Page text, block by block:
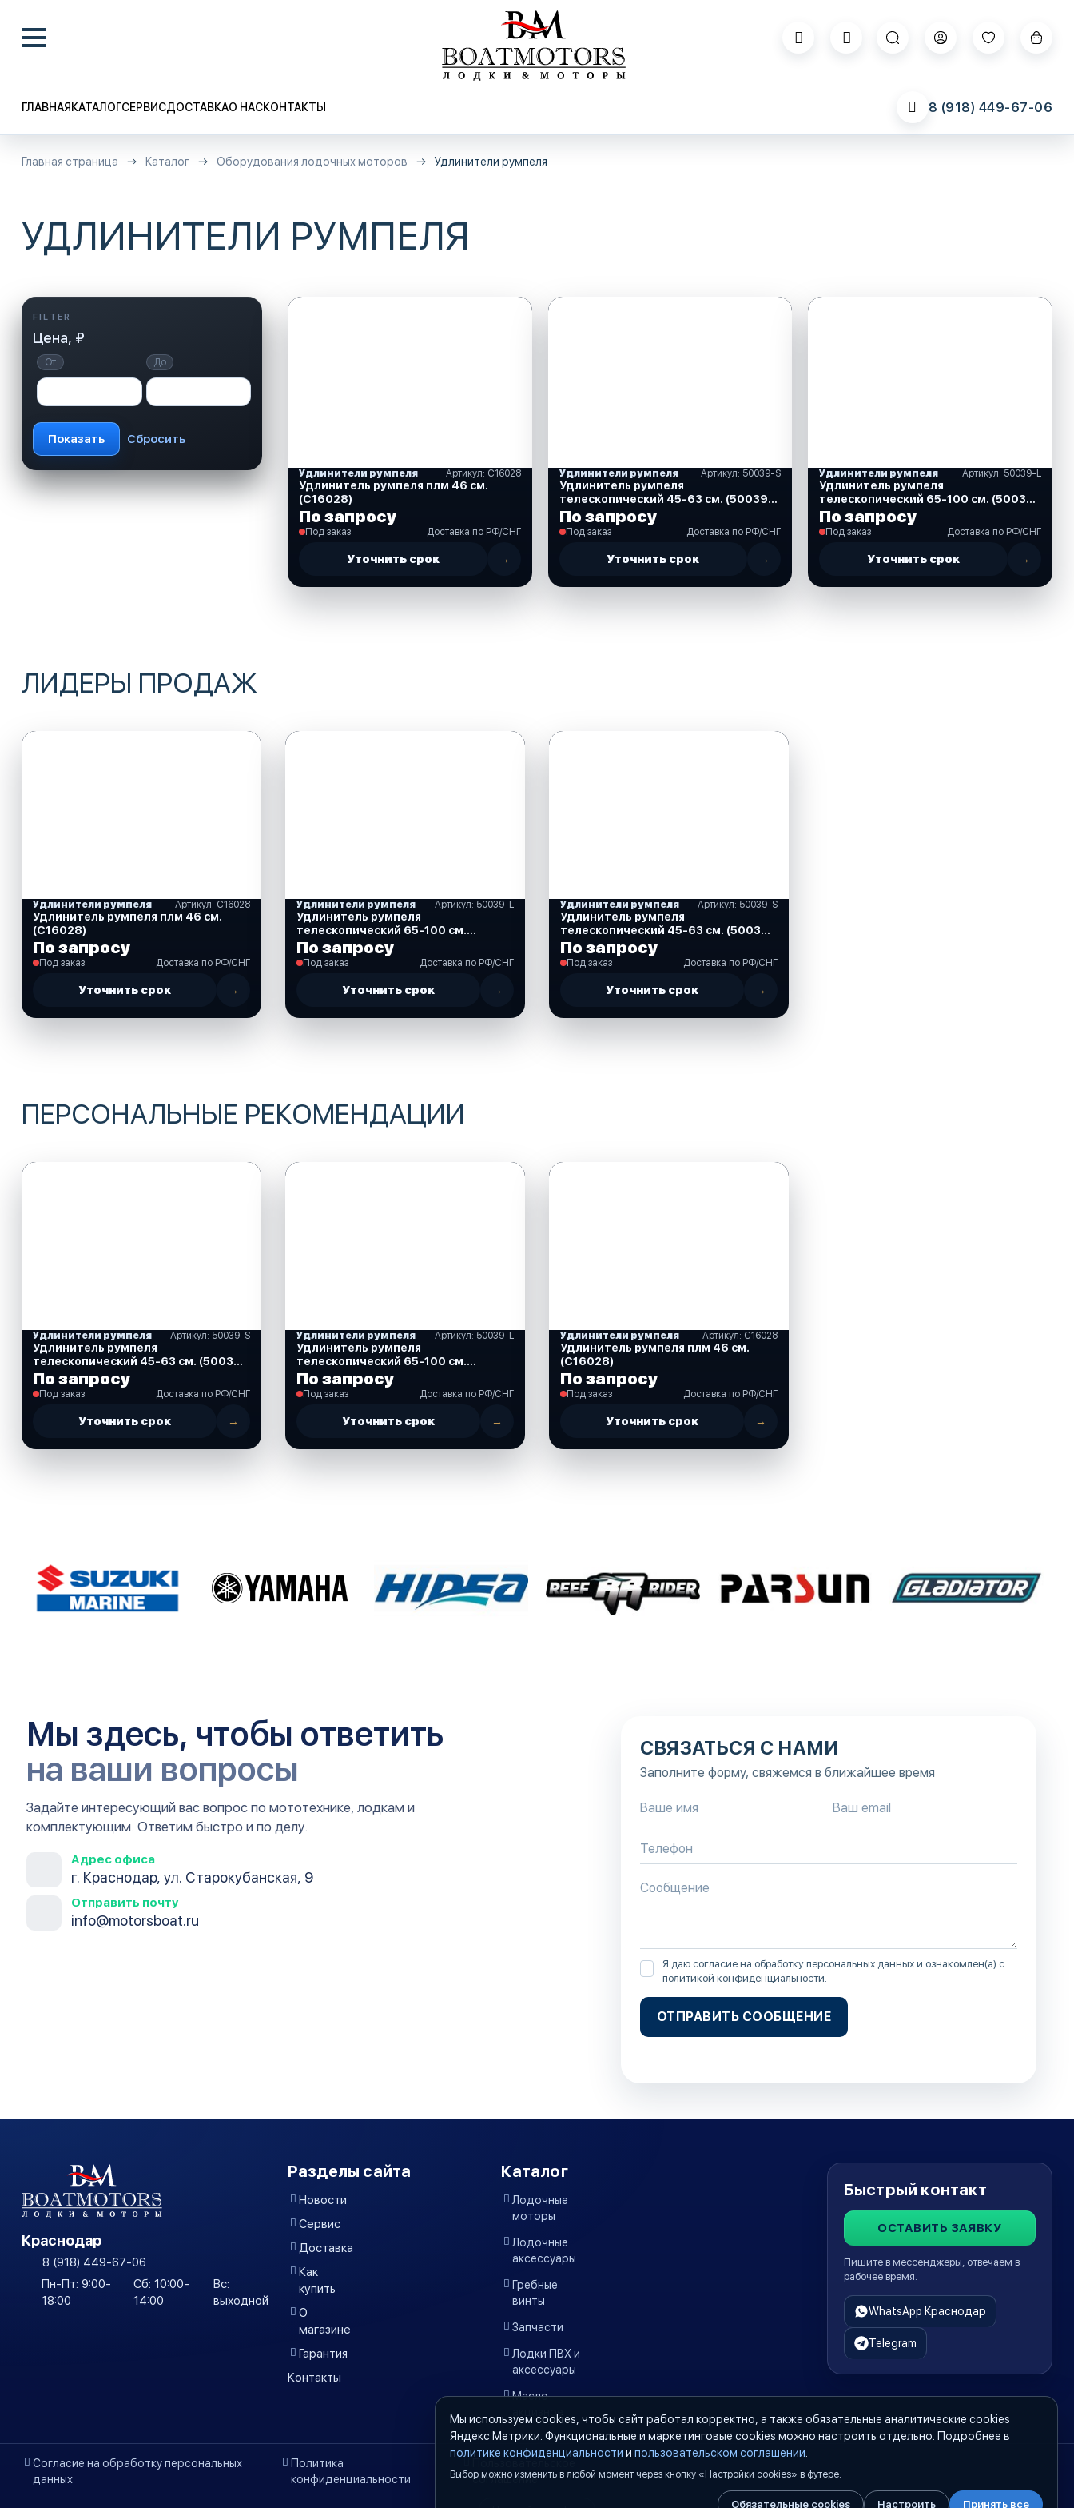
ГЛАВНАЯ КАТАЛОГСЕРВИСДОСТАВКАО НАСКОНТАКТЫ 8 (918) 449-67-06
Главная страница Каталог Оборудования лодочных моторов Удлинители румпеля
УДЛИНИТЕЛИ РУМПЕЛЯ
Цена, ₽
От До
Удлинители румпеля Артикул: C16028
Удлинитель румпеля плм 46 см.
(C16028)
По запросу
Под заказ Доставка по РФ/СНГ
Уточнить срок →
Удлинители румпеля Артикул: 50039-S
Удлинитель румпеля
телескопический 45-63 см. (50039-
S)
По запросу
Под заказ Доставка по РФ/СНГ
Уточнить срок →
Удлинители румпеля Артикул: 50039-L
Удлинитель румпеля
телескопический 65-100 см. (50039-
L)
По запросу
Под заказ Доставка по РФ/СНГ
Уточнить срок →
ЛИДЕРЫ ПРОДАЖ
Удлинители румпеля Артикул: C16028
Удлинитель румпеля плм 46 см.
(C16028)
По запросу
Под заказ Доставка по РФ/СНГ
Уточнить срок →
Удлинители румпеля Артикул: 50039-L
Удлинитель румпеля
телескопический 65-100 см.
(50039-L)
По запросу
Под заказ Доставка по РФ/СНГ
Уточнить срок →
Удлинители румпеля Артикул: 50039-S
Удлинитель румпеля
телескопический 45-63 см. (50039-
S)
По запросу
Под заказ Доставка по РФ/СНГ
Уточнить срок →
ПЕРСОНАЛЬНЫЕ РЕКОМЕНДАЦИИ
Удлинители румпеля Артикул: 50039-S
Удлинитель румпеля
телескопический 45-63 см. (50039-
S)
По запросу
Под заказ Доставка по РФ/СНГ
Уточнить срок →
Удлинители румпеля Артикул: 50039-L
Удлинитель румпеля
телескопический 65-100 см.
(50039-L)
По запросу
Под заказ Доставка по РФ/СНГ
Уточнить срок →
Удлинители румпеля Артикул: C16028
Удлинитель румпеля плм 46 см.
(C16028)
По запросу
Под заказ Доставка по РФ/СНГ
Уточнить срок →
Мы здесь, чтобы ответить
на ваши вопросы
Задайте интересующий вас вопрос по мототехнике, лодкам и
комплектующим. Ответим быстро и по делу.
Адрес офиса
г. Краснодар, ул. Старокубанская, 9
Отправить почту
info@motorsboat.ru
СВЯЗАТЬСЯ С НАМИ
Заполните форму, свяжемся в ближайшее время
Я даю согласие на обработку персональных данных и ознакомлен(а) с
политикой конфиденциальности
ОТПРАВИТЬ СООБЩЕНИЕ
Краснодар
8 (918) 449-67-06
Пн-Пт: 9:00-
18:00
Сб: 10:00-
14:00
Вс:
выходной
Разделы сайта
Новости
Сервис
Доставка
Как
купить
О
магазине
Гарантия
Контакты
Каталог
Лодочные
моторы
Лодочные
аксессуары
Гребные
винты
Запчасти
Лодки ПВХ и
аксессуары
Масло
акцизное
Быстрый контакт
ОСТАВИТЬ ЗАЯВКУ
Пишите в мессенджеры, отвечаем в
рабочее время.
WhatsApp Краснодар
Telegram
Согласие на обработку персональных
данных
Политика
конфиденциальности
Пользовательское
соглашение
Мы используем cookies, чтобы сайт работал корректно, а также обязательные аналитические cookies
Яндекс Метрики. Функциональные и маркетинговые cookies можно настроить отдельно. Подробнее в
политике конфиденциальности и пользовательском соглашении
Выбор можно изменить в любой момент через кнопку «Настройки cookies» в футере.
Обязательные cookies Настроить Принять все